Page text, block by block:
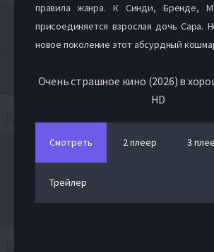
правила жанра. К Синди, Бренде,
присоединяется взрослая дочь Сара.
новое поколение этот абсурдный
Очень страшное кино (2026) в
HD
Смотреть 2 плеер 3
Трейлер